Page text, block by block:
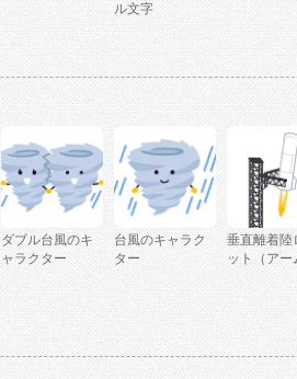
ル文字
ダブル台風のキ
ャラクター
台風のキャラク
ター
垂直離着陸
ット（アー